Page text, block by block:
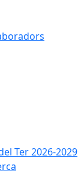
Ter 2026-2029